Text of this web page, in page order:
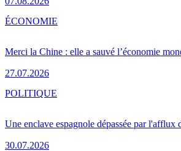
Merci la Chine : elle a sauvé l’économie
27.07.2026
ÉCONOMIE
Une enclave espagnole dépassée par l'afflux
30.07.2026
POLITIQUE